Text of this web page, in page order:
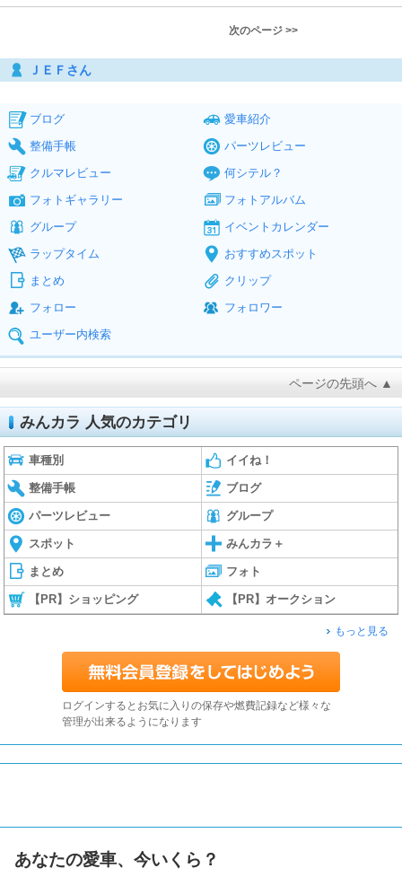
次のページ >>
ＪＥＦさん
ブログ
愛車紹介
整備手帳
パーツレビュー
クルマレビュー
何シテル？
フォトギャラリー
フォトアルバム
グループ
イベントカレンダー
ラップタイム
おすすめスポット
まとめ
クリップ
フォロー
フォロワー
ユーザー内検索
ページの先頭へ ▲
みんカラ 人気のカテゴリ
車種別 イイね！
整備手帳 ブログ
パーツレビュー グループ
スポット みんカラ＋
まとめ フォト
【PR】ショッピング 【PR】オークション
もっと見る
ログインするとお気に入りの保存や燃費記録など様々な
管理が出来るようになります
あなたの愛車、今いくら？